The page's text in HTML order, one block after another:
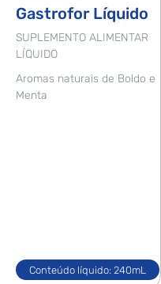
Gastrofor Líquido
SUPLEMENTO ALIMENTAR
LÍQUIDO
Aromas naturais de Boldo e
Menta
Conteúdo líquido: 240mL